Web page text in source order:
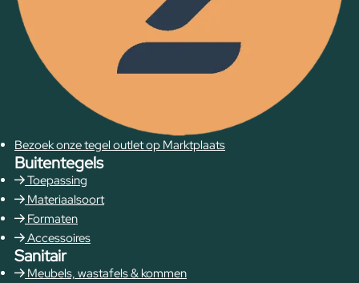
Bezoek onze tegel outlet op Marktplaats
Buitentegels
Toepassing
Materiaalsoort
Formaten
Accessoires
Sanitair
Meubels, wastafels & kommen